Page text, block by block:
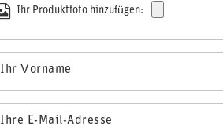
Ihr Produktfoto hinzufügen:
Ihr Vorname
Ihre E-Mail-Adresse